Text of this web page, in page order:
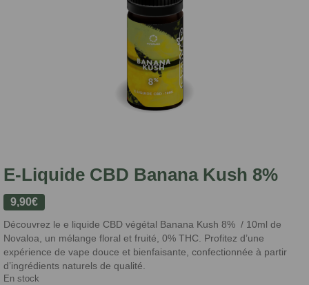
E-Liquide CBD Banana Kush 8%
9,90€
Découvrez le e liquide CBD végétal Banana Kush 8% / 10ml de
Novaloa, un mélange floral et fruité, 0% THC. Profitez d’une
expérience de vape douce et bienfaisante, confectionnée à partir
d’ingrédients naturels de qualité.
En stock